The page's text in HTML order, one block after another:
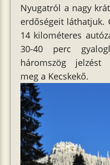
Nyugatról a nagy
erdőségeit láthatjuk.
14 kilométeres
30-40 perc
háromszög jelzést
meg a Kecskekő.